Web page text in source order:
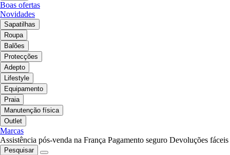
Boas ofertas
Novidades
Sapatilhas
Roupa
Balões
Protecções
Adepto
Lifestyle
Equipamento
Praia
Manutenção física
Outlet
Marcas
Assistência pós-venda na França Pagamento seguro Devoluções fáceis
Pesquisar